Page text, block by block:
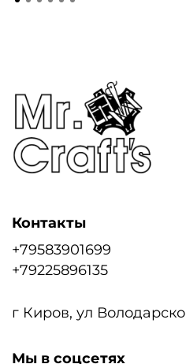
Контакты
+79583901699
+79225896135
г Киров, ул
Мы в соцсетях